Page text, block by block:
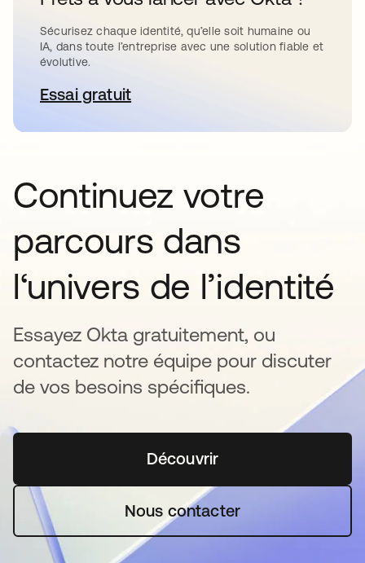
Sécurisez chaque identité, qu’elle soit humaine ou
IA, dans toute l’entreprise avec une solution fiable et
évolutive.
Essai gratuits’ouvre dans un nouvel onglet
Continuez votre
parcours dans
l‘univers de l’identité
Essayez Okta gratuitement, ou
contactez notre équipe pour discuter
de vos besoins spécifiques.
Découvrirs’ouvre dans un nouvel
Nous contacter